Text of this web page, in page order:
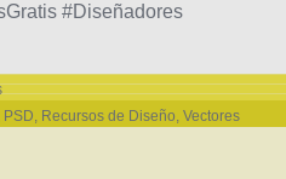
#Diseñadores
PSD, Recursos de Diseño, Vectores